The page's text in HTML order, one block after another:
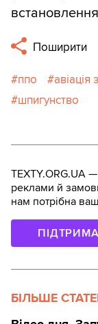
Поширити
ппо авіація
шпигунство
TEXTY.ORG.UA
реклами й
нам потрібна
БІЛЬШЕ